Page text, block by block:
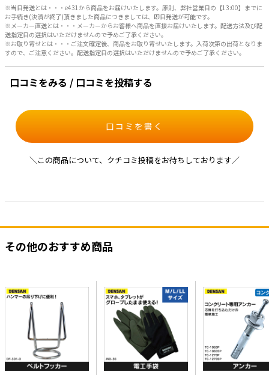
※当日発送とは・・・e431から商品をお届けいたします。原則、弊社営業日の【13:00】までに
お手続き(決済が終了)頂きました商品につきましては、即日発送が可能です。
※メーカー直送とは・・・メーカーからお客様へ商品を直接お届けいたします。配送方法及び配
送指定日の選択はいただけませんので予めご了承ください。
※お取り寄せとは・・・ご注文確定後、商品をお取り寄せいたします。入荷次第の出荷となりま
すので、ご注意ください。配送指定日の選択はいただけませんので予めご了承ください。
口コミをみる / 口コミを投稿する
口コミを書く
＼この商品について、クチコミ投稿をお待ちしております／
その他のおすすめ商品